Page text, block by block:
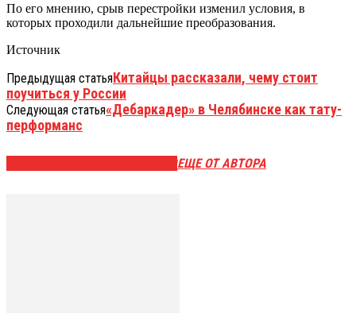
По его мнению, срыв перестройки изменил условия, в
которых проходили дальнейшие преобразования.
Источник
Предыдущая статьяКитайцы рассказали, чему стоит
поучиться у России
Следующая статья«Дебаркадер» в Челябинске как тату-
перформанс
ЕЩЕ ОТ АВТОРА